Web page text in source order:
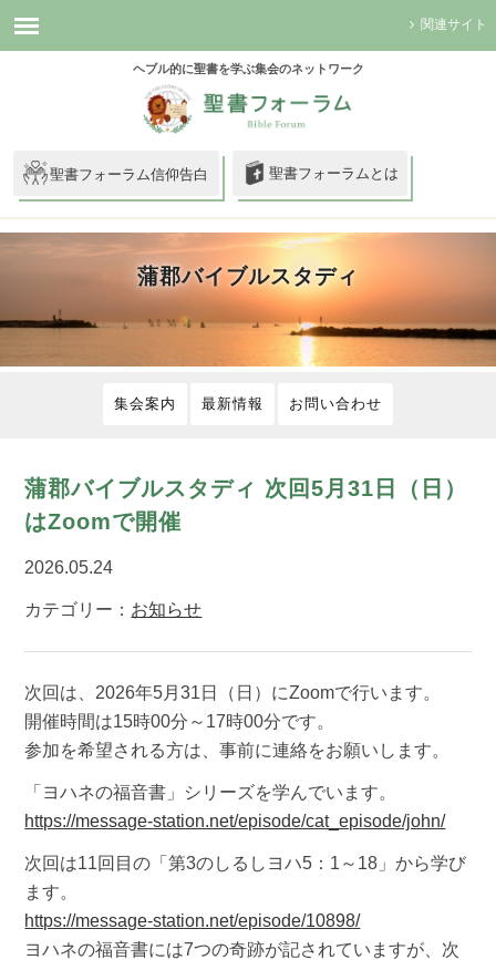
関連サイト
ヘブル的に聖書を学ぶ集会のネットワーク
聖書フォーラム信仰告白 聖書フォーラムとは
蒲郡バイブルスタディ
集会案内 最新情報 お問い合わせ
蒲郡バイブルスタディ 次回5月31日（日）
はZoomで開催
2026.05.24
カテゴリー： お知らせ
次回は、2026年5月31日（日）にZoomで行います。
開催時間は15時00分～17時00分です。
参加を希望される方は、事前に連絡をお願いします。
「ヨハネの福音書」シリーズを学んでいます。
https://message-station.net/episode/cat_episode/john/
次回は11回目の「第3のしるしヨハ5：1～18」から学び
ます。
https://message-station.net/episode/10898/
ヨハネの福音書には7つの奇跡が記されていますが、次